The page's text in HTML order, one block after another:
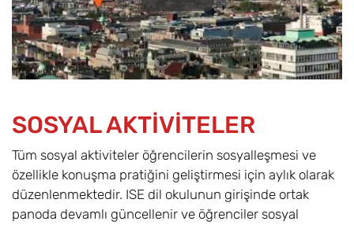
SOSYAL AKTİVİTELER
Tüm sosyal aktiviteler öğrencilerin sosyalleşmesi ve
özellikle konuşma pratiğini geliştirmesi için aylık olarak
düzenlenmektedir. ISE dil okulunun girişinde ortak
panoda devamlı güncellenir ve öğrenciler sosyal